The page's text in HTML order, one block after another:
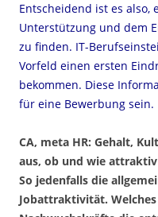
Entscheidend ist es also,
Unterstützung und dem
zu finden. IT-
Vorfeld einen ersten
bekommen. Diese
für eine Bewerbung sein.
CA, meta HR: Gehalt,
aus, ob und wie
So jedenfalls die
Jobattraktivität.